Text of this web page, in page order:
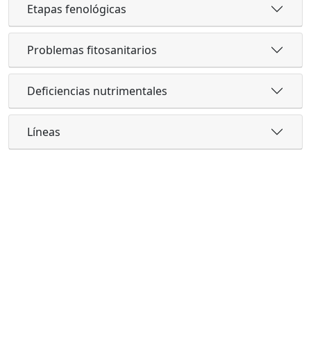
Etapas fenológicas
Problemas fitosanitarios
Deficiencias nutrimentales
Líneas